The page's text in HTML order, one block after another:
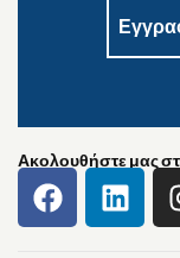
Ακολουθήστε μας